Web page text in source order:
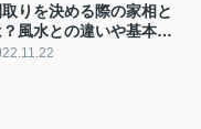
取りを決める際の家相と
？風水との違いや基本的
方ついてご紹介！